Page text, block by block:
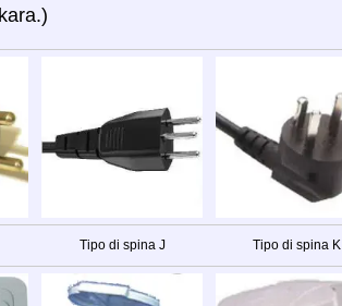
Tipo di spina J Tipo di spina K